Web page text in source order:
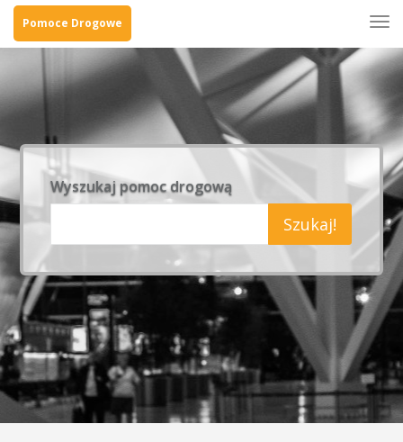
Pomoce Drogowe
Wyszukaj pomoc drogową
Szukaj!